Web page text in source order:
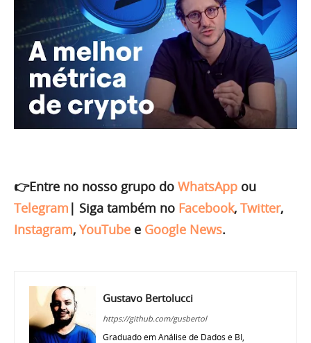
👉Entre no nosso grupo do WhatsApp ou
Telegram | Siga também no Facebook, Twitter,
Instagram, YouTube e Google News.
Gustavo Bertolucci
https://github.com/gusbertol
Graduado em Análise de Dados e BI,